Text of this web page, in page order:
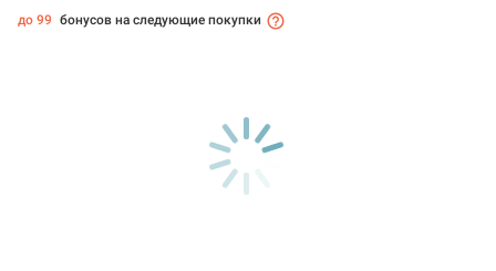
до 99 бонусов на следующие покупки